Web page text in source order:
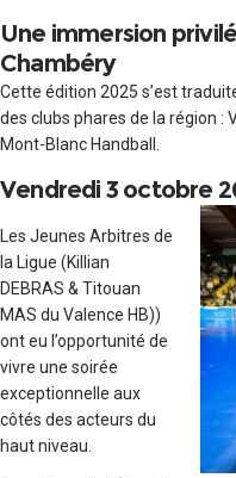
Une immersion
Chambéry
Cette édition 2025 s’est
des clubs phares de la région :
Mont-Blanc Handball.
Vendredi 3 octobre
Les Jeunes Arbitres de
la Ligue (Killian
DEBRAS & Titouan
MAS du Valence HB))
ont eu l’opportunité de
vivre une soirée
exceptionnelle aux
côtés des acteurs du
haut niveau.